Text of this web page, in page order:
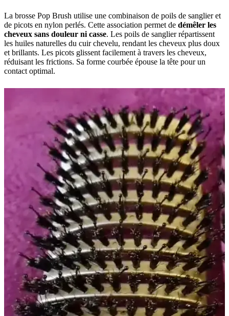
La brosse Pop Brush utilise une combinaison de poils de sanglier et
de picots en nylon perlés. Cette association permet de démêler les
cheveux sans douleur ni casse. Les poils de sanglier répartissent
les huiles naturelles du cuir chevelu, rendant les cheveux plus doux
et brillants. Les picots glissent facilement à travers les cheveux,
réduisant les frictions. Sa forme courbée épouse la tête pour un
contact optimal.